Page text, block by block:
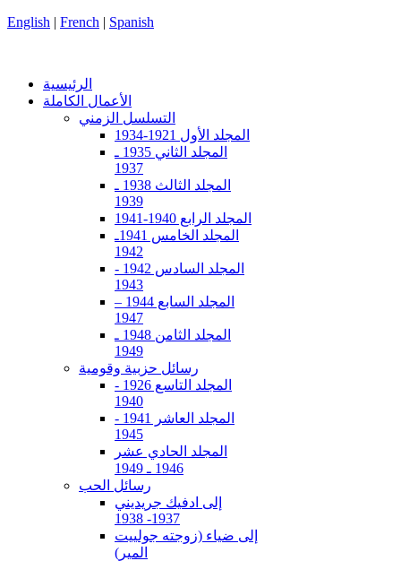
English | French | Spanish
الرئيسية
الأعمال الكاملة
التسلسل الزمني
المجلد الأول 1921-1934
المجلد الثاني 1935 ـ
1937
المجلد الثالث 1938 ـ
1939
المجلد الرابع 1940-1941
المجلد الخامس 1941ـ
1942
المجلد السادس 1942 -
1943
المجلد السابع 1944 –
1947
المجلد الثامن 1948 ـ
1949
رسائل حزبية وقومية
المجلد التاسع 1926 -
1940
المجلد العاشر 1941 -
1945
المجلد الحادي عشر
1946 ـ 1949
رسائل الحب
إلى ادفيك جريديني
1937- 1938
إلى ضياء (زوجته جولييت
المير)